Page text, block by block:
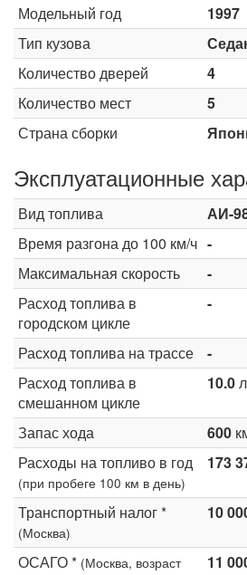
Модельный год
1997
Тип кузова
Количество дверей
4
Количество мест
5
Страна сборки
Эксплуатационные
Вид топлива
АИ-
Время разгона до 100 км/ч -
Максимальная скорость
-
Расход топлива в
городском цикле
-
Расход топлива на трассе
-
Расход топлива в
смешанном цикле
10.0
Запас хода 600
Расходы на топливо в год
(при пробеге 100 км в день)
173
Транспортный налог *
(Москва)
10
ОСАГО * (Москва, возраст
11